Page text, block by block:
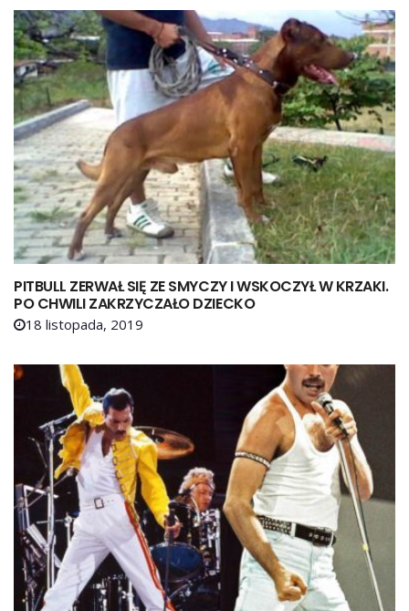
PITBULL ZERWAŁ SIĘ ZE SMYCZY I WSKOCZYŁ W KRZAKI.
PO CHWILI ZAKRZYCZAŁO DZIECKO
18 listopada, 2019